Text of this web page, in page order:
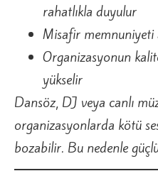
rahatlıkla duyulur
Misafir
Organizasyonun
yükselir
Dansöz, DJ veya canlı
organizasyonlarda kötü
bozabilir. Bu nedenle